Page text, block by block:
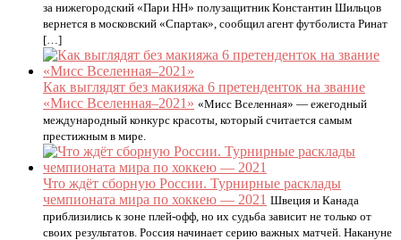
за нижегородский «Пари НН» полузащитник Константин Шильцов
вернется в московский «Спартак», сообщил агент футболиста Ринат
[…]
Как выглядят без макияжа 6 претенденток на звание
«Мисс Вселенная–2021» «Мисс Вселенная» — ежегодный
международный конкурс красоты, который считается самым
престижным в мире.
Что ждёт сборную России. Турнирные расклады
чемпионата мира по хоккею — 2021 Швеция и Канада
приблизились к зоне плей-офф, но их судьба зависит не только от
своих результатов. Россия начинает серию важных матчей. Накануне